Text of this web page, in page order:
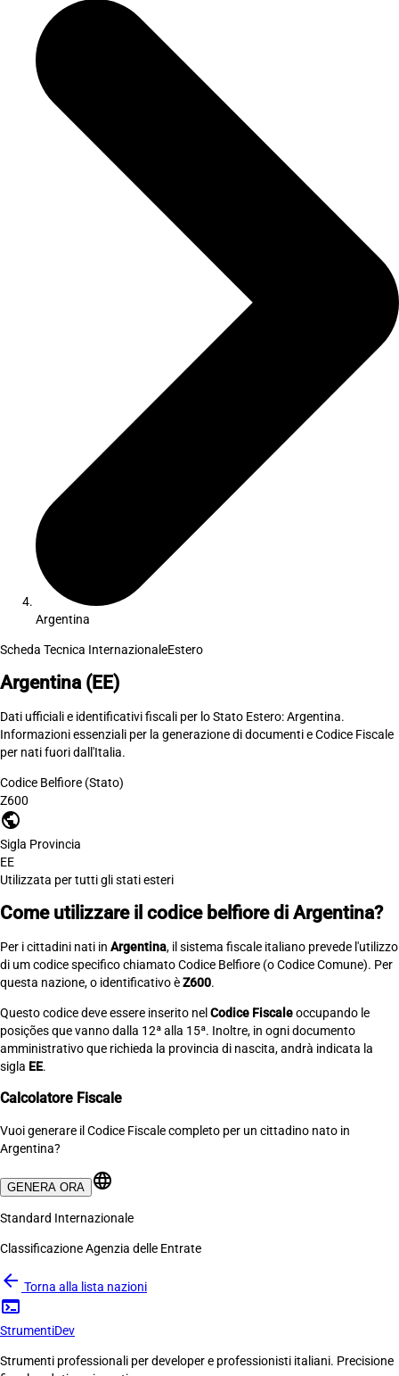
Argentina
Scheda Tecnica InternazionaleEstero
Argentina (EE)
Dati ufficiali e identificativi fiscali per lo Stato Estero: Argentina.
Informazioni essenziali per la generazione di documenti e Codice Fiscale
per nati fuori dall'Italia.
Codice Belfiore (Stato)
Z600
public
Sigla Provincia
EE
Utilizzata per tutti gli stati esteri
Come utilizzare il codice belfiore di Argentina?
Per i cittadini nati in Argentina, il sistema fiscale italiano prevede l'utilizzo
di um codice specifico chiamato Codice Belfiore (o Codice Comune). Per
questa nazione, o identificativo èZ600.
Questo codice deve essere inserito nel Codice Fiscaleoccupando le
posições que vanno dalla 12ª alla 15ª. Inoltre, in ogni documento
amministrativo que richieda la provincia di nascita, andrà indicata la
sigla EE.
Calcolatore Fiscale
Vuoi generare il Codice Fiscale completo per un cittadino nato in
Argentina?
GENERA ORA language
Standard Internazionale
Classificazione Agenzia delle Entrate
arrow_back Torna alla lista nazioni
terminal
StrumentiDev
Strumenti professionali per developer e professionisti italiani. Precisione